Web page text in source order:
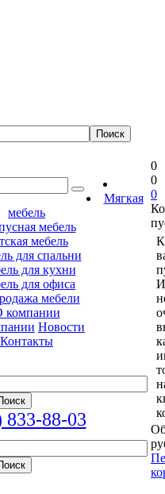
Мягкая
мебель
мебель
мебель
для спальни
для кухни
для офиса
мебели
компании
Новости
Контакты
833-88-03
0
0
0